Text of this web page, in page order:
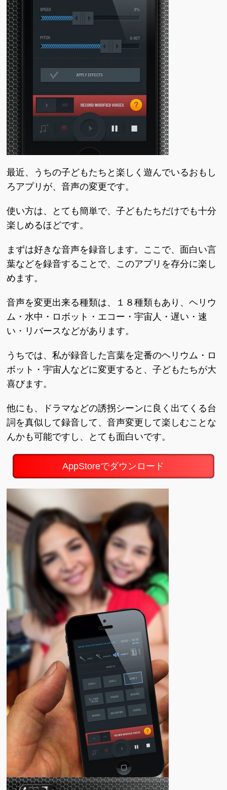
最近、うちの子どもたちと楽しく遊んでいるおもし
ろアプリが、音声の変更です。
使い方は、とても簡単で、子どもたちだけでも十分
楽しめるほどです。
まずは好きな音声を録音します。ここで、面白い言
葉などを録音することで、このアプリを存分に楽し
めます。
音声を変更出来る種類は、１８種類もあり、ヘリウ
ム・水中・ロボット・エコー・宇宙人・遅い・速
い・リバースなどがあります。
うちでは、私が録音した言葉を定番のヘリウム・ロ
ボット・宇宙人などに変更すると、子どもたちが大
喜びます。
他にも、ドラマなどの誘拐シーンに良く出てくる台
詞を真似して録音して、音声変更して楽しむことな
んかも可能ですし、とても面白いです。
AppStoreでダウンロード